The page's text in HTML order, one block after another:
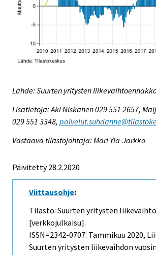
Lähde: Suurten yritysten
Lisätietoja: Aki Niskanen 029 551 2657,
029 551 3348,
Vastaava tilastojohtaja: Mari Ylä-Jarkko
Päivitetty 28.2.2020
Viittausohje:
Tilasto: Suurten yritysten
[verkkojulkaisu].
ISSN=2342-0707. Tammikuu 2020,
Suurten yritysten liikevaihdon